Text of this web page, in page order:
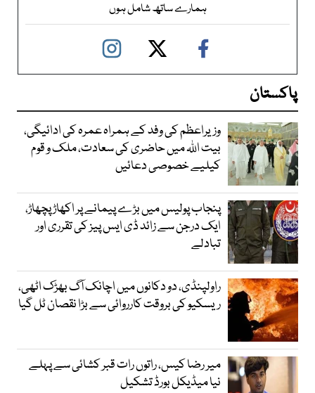
ہمارے ساتھ شامل ہوں
پاکستان
وزیراعظم کی وفد کے ہمراہ عمرہ کی ادائیگی،
بیت اللہ میں حاضری کی سعادت، ملک و قوم
کیلیے خصوصی دعائیں
پنجاب پولیس میں بڑے پیمانے پر اکھاڑ پچھاڑ،
ایک درجن سے زائد ڈی ایس پیز کی تقرری اور
تبادلے
راولپنڈی، دو دکانوں میں اچانک آگ بھڑک اٹھی،
ریسکیو کی بروقت کارروائی سے بڑا نقصان ٹل گیا
میر رضا کیس، راتوں رات قبر کشائی سے پہلے
نیا میڈیکل بورڈ تشکیل